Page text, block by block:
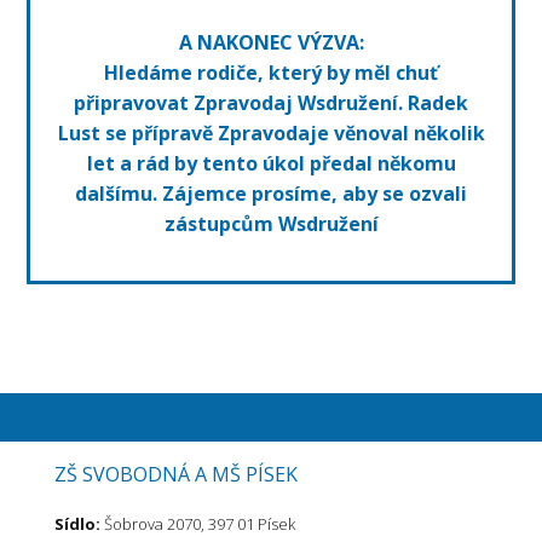
A NAKONEC VÝZVA:
Hledáme rodiče, který by měl chuť
připravovat Zpravodaj Wsdružení. Radek
Lust se přípravě Zpravodaje věnoval několik
let a rád by tento úkol předal někomu
dalšímu. Zájemce prosíme, aby se ozvali
zástupcům Wsdružení
ZŠ SVOBODNÁ A MŠ PÍSEK
Sídlo: Šobrova 2070, 397 01 Písek